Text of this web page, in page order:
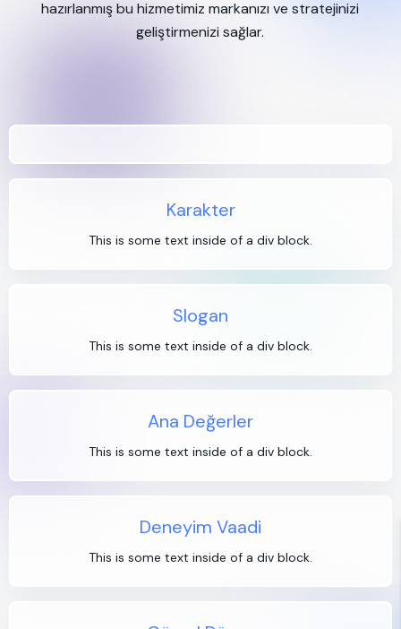
hazırlanmış bu hizmetimiz markanızı ve stratejinizi
geliştirmenizi sağlar.
Karakter
This is some text inside of a div block.
Slogan
This is some text inside of a div block.
Ana Değerler
This is some text inside of a div block.
Deneyim Vaadi
This is some text inside of a div block.